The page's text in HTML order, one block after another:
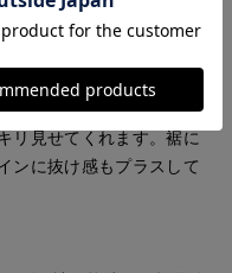
様々なシーンで活躍して
ているので、腕を出し
ダードなデザインです
れる1着。鎖骨に沿うよう
リ見せてくれます。裾に
ンに抜け感もプラスして